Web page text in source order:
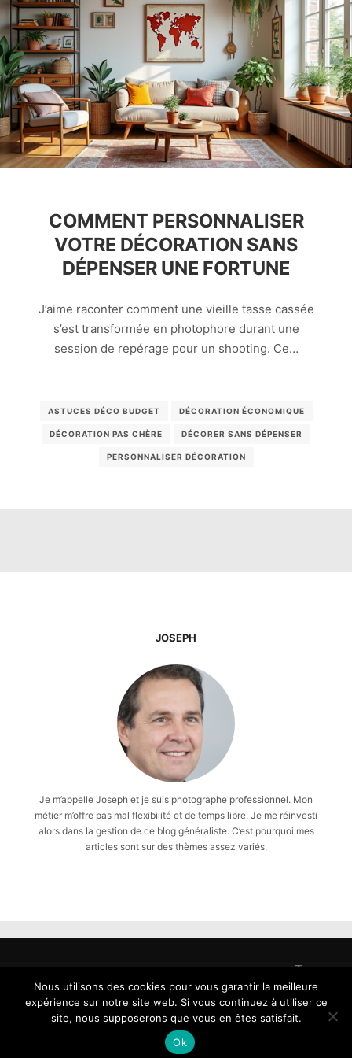
COMMENT PERSONNALISER
VOTRE DÉCORATION SANS
DÉPENSER UNE FORTUNE
J’aime raconter comment une vieille tasse cassée
s’est transformée en photophore durant une
session de repérage pour un shooting. Ce…
ASTUCES DÉCO BUDGET DÉCORATION ÉCONOMIQUE
DÉCORATION PAS CHÈRE DÉCORER SANS DÉPENSER
PERSONNALISER DÉCORATION
JOSEPH
Je m’appelle Joseph et je suis photographe professionnel. Mon
métier m’offre pas mal flexibilité et de temps libre. Je me réinvesti
alors dans la gestion de ce blog généraliste. C’est pourquoi mes
articles sont sur des thèmes assez variés.
Tous
droits
reservés
-
Nous utilisons des cookies pour vous garantir la meilleure
expérience sur notre site web. Si vous continuez à utiliser ce
site, nous supposerons que vous en êtes satisfait.
Ok